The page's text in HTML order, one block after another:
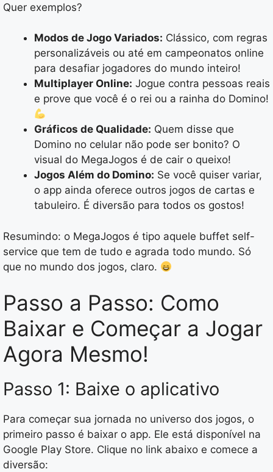
Quer exemplos?
Modos de Jogo Variados: Clássico, com regras
personalizáveis ou até em campeonatos online
para desafiar jogadores do mundo inteiro!
Multiplayer Online: Jogue contra pessoas reais
e prove que você é o rei ou a rainha do Domino!
Gráficos de Qualidade: Quem disse que
Domino no celular não pode ser bonito? O
visual do MegaJogos é de cair o queixo!
Jogos Além do Domino: Se você quiser variar,
o app ainda oferece outros jogos de cartas e
tabuleiro. É diversão para todos os gostos!
Resumindo: o MegaJogos é tipo aquele buffet self-
service que tem de tudo e agrada todo mundo. Só
que no mundo dos jogos, claro.
Passo a Passo: Como
Baixar e Começar a Jogar
Agora Mesmo!
Passo 1: Baixe o aplicativo
Para começar sua jornada no universo dos jogos, o
primeiro passo é baixar o app. Ele está disponível na
Google Play Store. Clique no link abaixo e comece a
diversão: